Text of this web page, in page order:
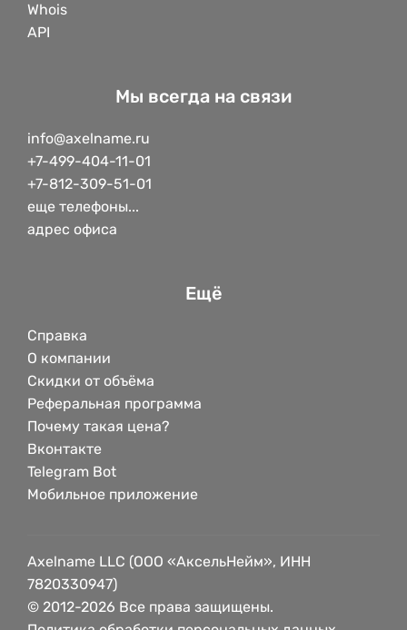
Whois
API
Мы всегда на связи
info@axelname.ru
+7-499-404-11-01
+7-812-309-51-01
еще телефоны...
адрес офиса
Ещё
Справка
О компании
Скидки от объёма
Реферальная программа
Почему такая цена?
Вконтакте
Telegram Bot
Мобильное приложение
Axelname LLC (ООО «АксельНейм», ИНН
7820330947)
© 2012-2026 Все права защищены.